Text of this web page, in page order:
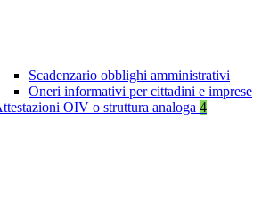
Scadenzario obblighi amministrativi
Oneri informativi per cittadini e imprese
OIV o struttura analoga 4